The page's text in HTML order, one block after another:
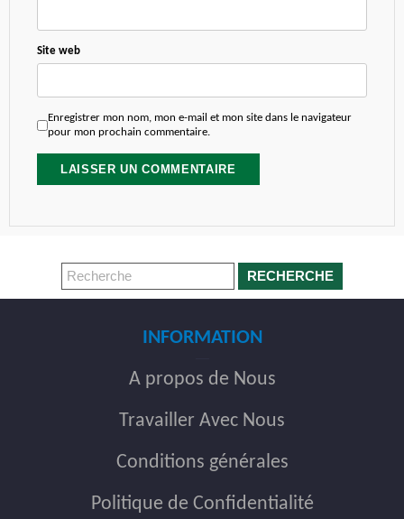
Site web
Enregistrer mon nom, mon e-mail et mon site dans le navigateur
pour mon prochain commentaire.
RECHERCHE
INFORMATION
A propos de Nous
Travailler Avec Nous
Conditions générales
Politique de Confidentialité